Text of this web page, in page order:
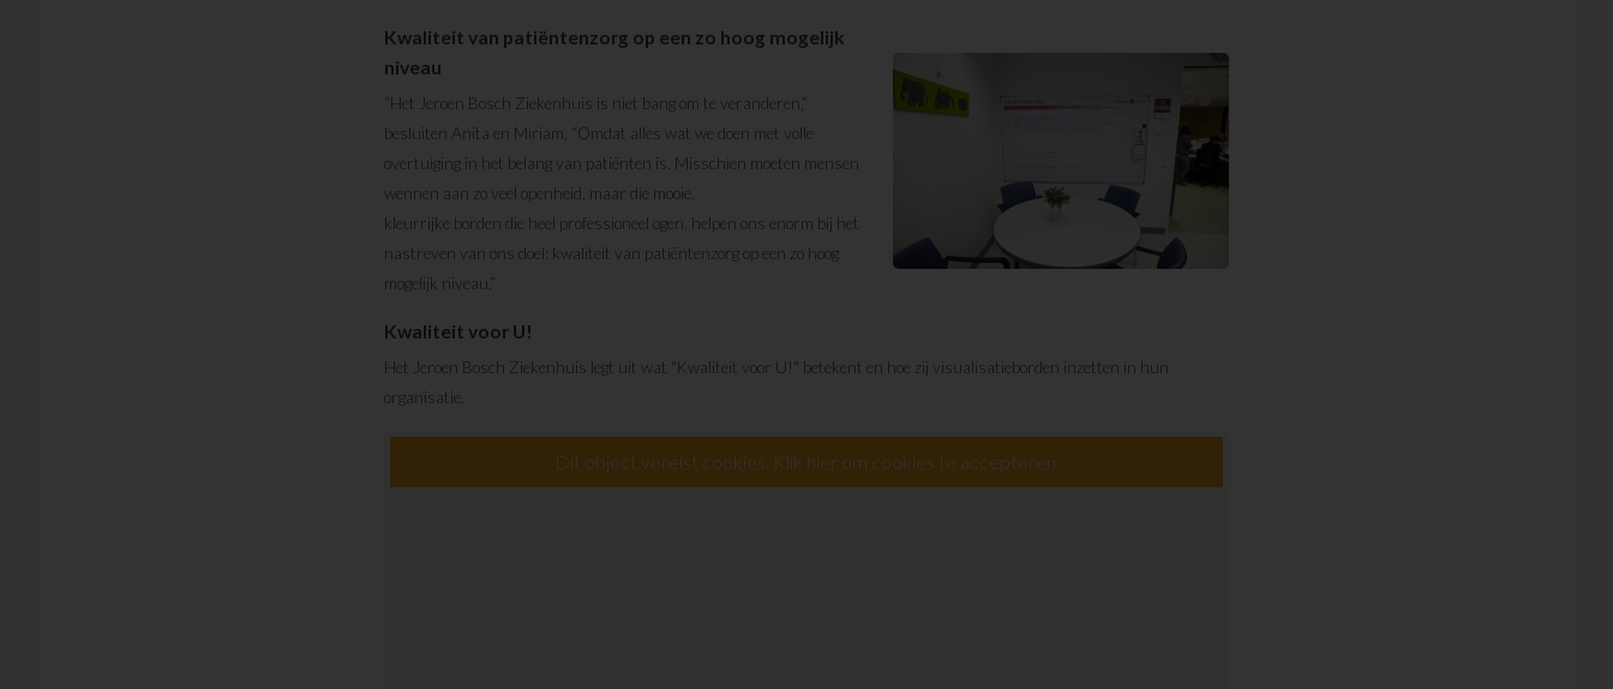
Kwaliteit van patiëntenzorg op een zo hoog mogelijk
niveau
“Het Jeroen Bosch Ziekenhuis is niet bang om te veranderen,”
besluiten Anita en Miriam, “Omdat alles wat we doen met volle
overtuiging in het belang van patiënten is. Misschien moeten mensen
wennen aan zo veel openheid, maar die mooie,
kleurrijke borden die heel professioneel ogen, helpen ons enorm bij het
nastreven van ons doel: kwaliteit van patiëntenzorg op een zo hoog
mogelijk niveau.”
Kwaliteit voor U!
Het Jeroen Bosch Ziekenhuis legt uit wat "Kwaliteit voor U!" betekent en hoe zij visualisatieborden inzetten in hun
organisatie.
Dit object vereist cookies. Klik hier om cookies te accepteren.